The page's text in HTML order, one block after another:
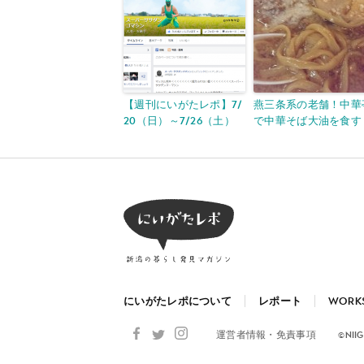
【週刊にいがたレポ】7/
20（日）～7/26（土）
燕三条系の老舗！中華
で中華そば大油を食す
にいがたレポについて レポート
運営者情報・免責事項